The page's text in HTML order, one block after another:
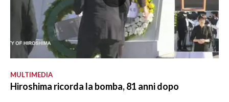
MULTIMEDIA
Hiroshima ricorda la bomba, 81 anni dopo